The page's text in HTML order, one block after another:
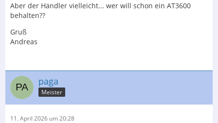
Aber der Händler vielleicht... wer will schon ein AT3600
behalten??
Gruß
Andreas
paga
Meister
11. April 2026 um 20:28